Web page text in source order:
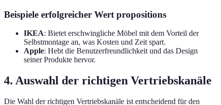
Beispiele erfolgreicher Wert propositions
IKEA: Bietet erschwingliche Möbel mit dem Vorteil der
Selbstmontage an, was Kosten und Zeit spart.
Apple: Hebt die Benutzerfreundlichkeit und das Design
seiner Produkte hervor.
4. Auswahl der richtigen Vertriebskanäle
Die Wahl der richtigen Vertriebskanäle ist entscheidend für den